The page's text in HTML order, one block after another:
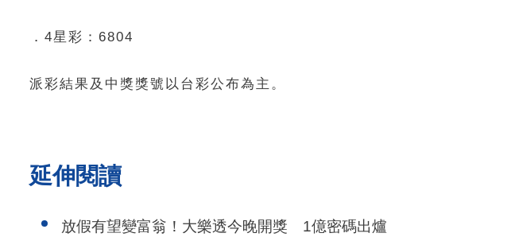
．4星彩：6804
派彩結果及中獎獎號以台彩公布為主。
延伸閱讀
放假有望變富翁！大樂透今晚開獎 1億密碼出爐